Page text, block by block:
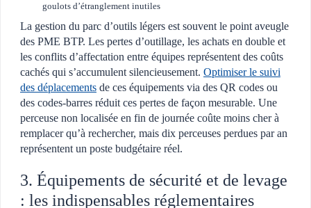
goulots d’étranglement inutiles
La gestion du parc d’outils légers est souvent le point aveugle
des PME BTP. Les pertes d’outillage, les achats en double et
les conflits d’affectation entre équipes représentent des coûts
cachés qui s’accumulent silencieusement. Optimiser le suivi
des déplacements de ces équipements via des QR codes ou
des codes-barres réduit ces pertes de façon mesurable. Une
perceuse non localisée en fin de journée coûte moins cher à
remplacer qu’à rechercher, mais dix perceuses perdues par an
représentent un poste budgétaire réel.
3. Équipements de sécurité et de levage
: les indispensables réglementaires